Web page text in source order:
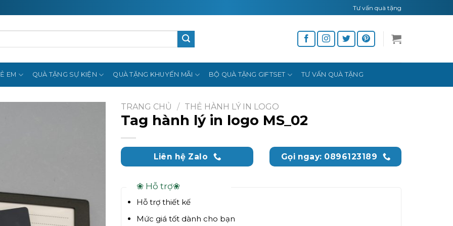
Tư vấn quà tặng
EM QUÀ TẶNG SỰ KIỆN QUÀ TẶNG KHUYẾN MÃI BỘ QUÀ TẶNG GIFTSET TƯ VẤN QUÀ TẶNG
TRANG CHỦ / THẺ HÀNH LÝ IN LOGO
Tag hành lý in logo MS_02
Liên hệ Zalo Gọi ngay: 0896123189
❀ Hỗ trợ❀
Hỗ trợ thiết kế
Mức giá tốt dành cho bạn